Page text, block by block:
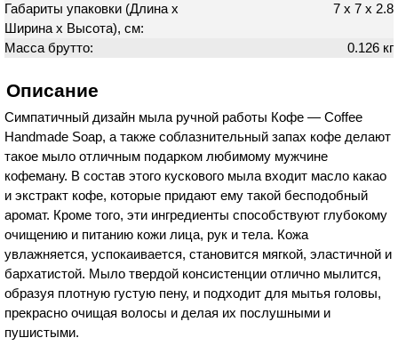
Габариты упаковки (Длина х
Ширина х Высота), см:
7 х 7 х 2.8
Масса брутто: 0.126 кг
Описание
Симпатичный дизайн мыла ручной работы Кофе — Coffee
Handmade Soap, а также соблазнительный запах кофе делают
такое мыло отличным подарком любимому мужчине
кофеману. В состав этого кускового мыла входит масло какао
и экстракт кофе, которые придают ему такой бесподобный
аромат. Кроме того, эти ингредиенты способствуют глубокому
очищению и питанию кожи лица, рук и тела. Кожа
увлажняется, успокаивается, становится мягкой, эластичной и
бархатистой. Мыло твердой консистенции отлично мылится,
образуя плотную густую пену, и подходит для мытья головы,
прекрасно очищая волосы и делая их послушными и
пушистыми.